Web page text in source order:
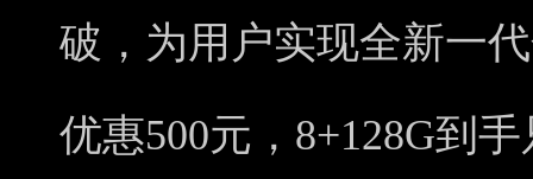
破，为用户实现全新一
优惠500元，8+128G到